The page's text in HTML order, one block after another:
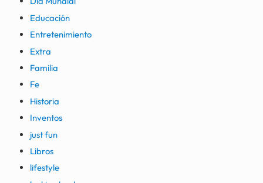
Educación
Entretenimiento
Extra
Familia
Fe
Historia
Inventos
just fun
Libros
lifestyle